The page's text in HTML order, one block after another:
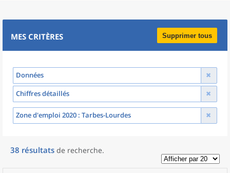
MES CRITÈRES Supprimer tous
Données
Chiffres détaillés
Zone d'emploi 2020 : Tarbes-Lourdes
38 résultats de recherche.